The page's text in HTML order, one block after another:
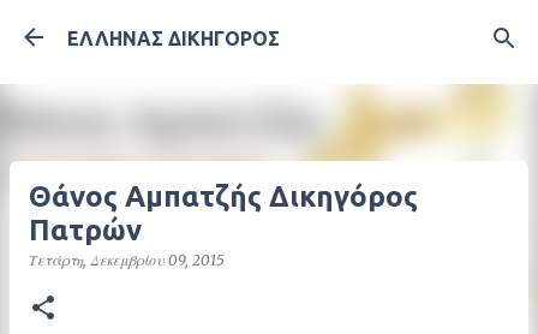
Μετάβαση στο κύριο περιεχόμενο
ΕΛΛΗΝΑΣ ΔΙΚΗΓΟΡΟΣ
Θάνος Αμπατζής Δικηγόρος
Πατρών
Τετάρτη, Δεκεμβρίου 09, 2015